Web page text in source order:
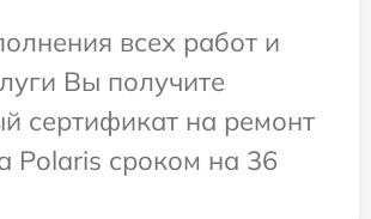
всех работ и
Вы получите
сертификат на ремонт
Polaris сроком на 36